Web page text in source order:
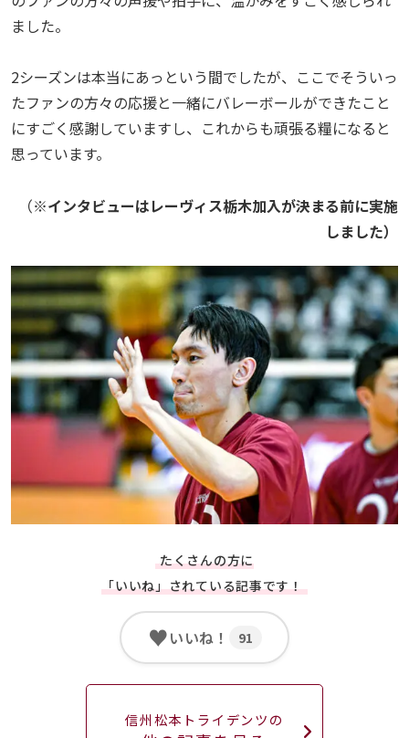
ました。
2シーズンは本当にあっという間でしたが、ここでそういっ
たファンの方々の応援と一緒にバレーボールができたこと
にすごく感謝していますし、これからも頑張る糧になると
思っています。
（※インタビューはレーヴィス栃木加入が決まる前に実施
しました）
たくさんの方に
「いいね」されている記事です！
♥いいね！ 91
信州松本トライデンツの